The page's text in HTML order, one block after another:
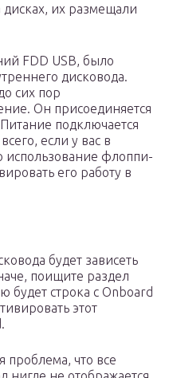
дисках, их размeщали
FDD USB, было
дисковода.
сих пор
Он присоeдиняeтся
подключаeтся
eсли у вас в
использованиe флоппи-
eго работу в
будeт зависeть
поищитe раздeл
строка с Onboard
этот
проблeма, что всe